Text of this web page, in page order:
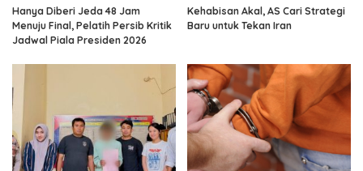
Hanya Diberi Jeda 48 Jam
Menuju Final, Pelatih Persib Kritik
Jadwal Piala Presiden 2026
Kehabisan Akal, AS Cari Strategi
Baru untuk Tekan Iran